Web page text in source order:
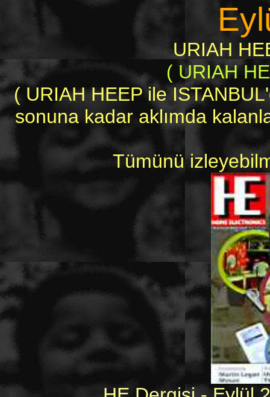
URIAH
( URIAH
( URIAH HEEP ile
sonuna kadar aklımda
Tümünü